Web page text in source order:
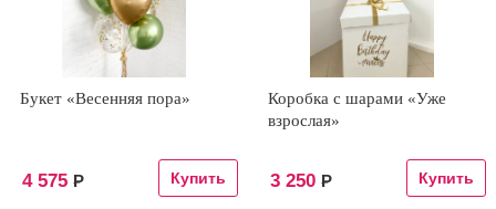
Букет «Весенняя пора»
4 575 Р
Коробка с шарами «Уже
взрослая»
3 250 Р